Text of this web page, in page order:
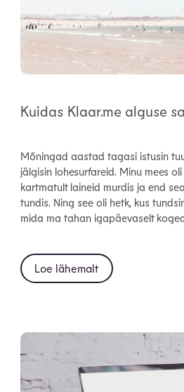
Kuidas Klaar.me alguse
Mõningad aastad tagasi istusin
jälgisin lohesurfareid. Minu mees
kartmatult laineid murdis ja end
tundis. Ning see oli hetk, kus
mida ma tahan igapäevaselt
Loe lähemalt